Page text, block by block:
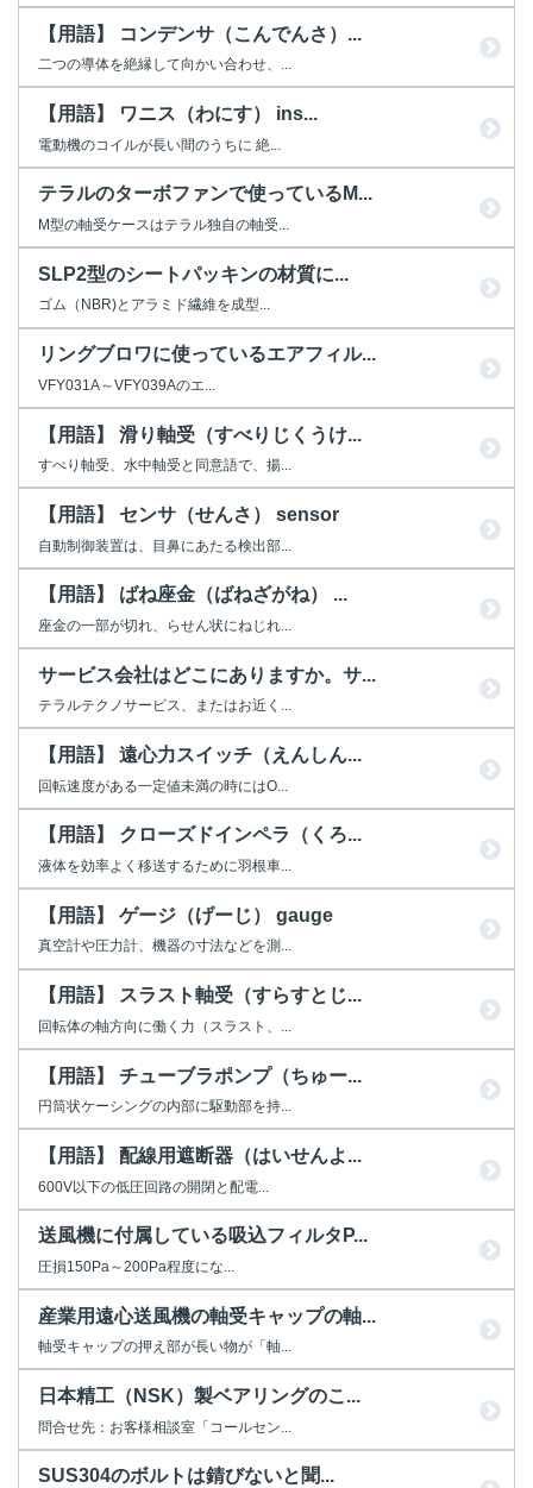
【用語】 コンデンサ（こんでんさ）...
二つの導体を絶縁して向かい合わせ、...
【用語】 ワニス（わにす） ins...
電動機のコイルが長い間のうちに 絶...
テラルのターボファンで使っているM...
M型の軸受ケースはテラル独自の軸受...
SLP2型のシートパッキンの材質に...
ゴム（NBR)とアラミド繊維を成型...
リングブロワに使っているエアフィル...
VFY031A～VFY039Aのエ...
【用語】 滑り軸受（すべりじくうけ...
すべり軸受、水中軸受と同意語で、揚...
【用語】 センサ（せんさ） sensor
自動制御装置は、目鼻にあたる検出部...
【用語】 ばね座金（ばねざがね） ...
座金の一部が切れ、らせん状にねじれ...
サービス会社はどこにありますか。サ...
テラルテクノサービス、またはお近く...
【用語】 遠心力スイッチ（えんしん...
回転速度がある一定値未満の時にはO...
【用語】 クローズドインペラ（くろ...
液体を効率よく移送するために羽根車...
【用語】 ゲージ（げーじ） gauge
真空計や圧力計、機器の寸法などを測...
【用語】 スラスト軸受（すらすとじ...
回転体の軸方向に働く力（スラスト、...
【用語】 チューブラポンプ（ちゅー...
円筒状ケーシングの内部に駆動部を持...
【用語】 配線用遮断器（はいせんよ...
600V以下の低圧回路の開閉と配電...
送風機に付属している吸込フィルタP...
圧損150Pa～200Pa程度にな...
産業用遠心送風機の軸受キャップの軸...
軸受キャップの押え部が長い物が「軸...
日本精工（NSK）製ベアリングのこ...
問合せ先：お客様相談室「コールセン...
SUS304のボルトは錆びないと聞...